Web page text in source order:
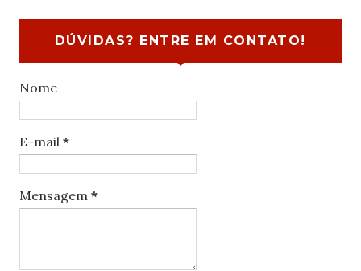
DÚVIDAS? ENTRE EM CONTATO!
Nome
E-mail *
Mensagem *